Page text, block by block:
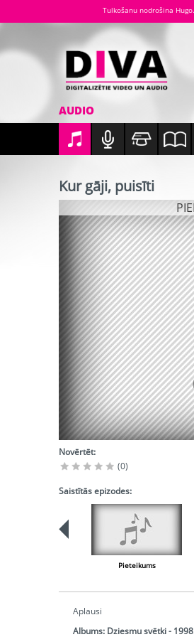
Tulkošanu nodrošina
AUDIO
Kur gāji, puisīti
Novērtēt:
(0)
Saistītās epizodes:
Pieteikums
Aplausi
Albums: Dziesmu svētki -